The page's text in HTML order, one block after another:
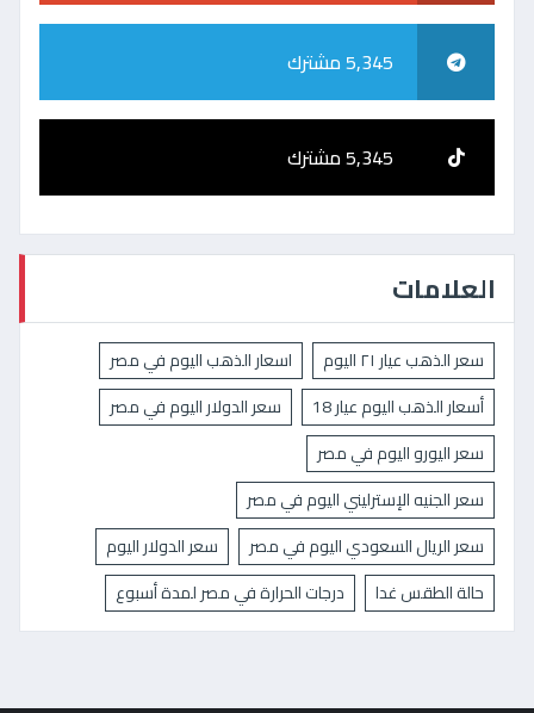
5,345 مشترك
5,345 مشترك
العلامات
سعر الذهب عيار ٢١ اليوم
اسعار الذهب اليوم في مصر
أسعار الذهب اليوم عيار 18
سعر الدولار اليوم في مصر
سعر اليورو اليوم في مصر
سعر الجنيه الإسترليني اليوم في مصر
سعر الريال السعودي اليوم في مصر
سعر الدولار اليوم
حالة الطقس غدا
درجات الحرارة في مصر لمدة أسبوع